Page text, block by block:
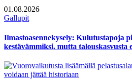
01.08.2026
Gallupit
Ilmastoasennekysely: Kulutustapoja
kestävämmiksi, mutta talouskasvusta